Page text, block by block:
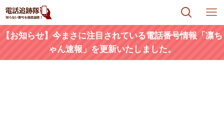
【お知らせ】今まさに注目されている電話番号情報「凛ち
ゃん速報」を更新いたしました。